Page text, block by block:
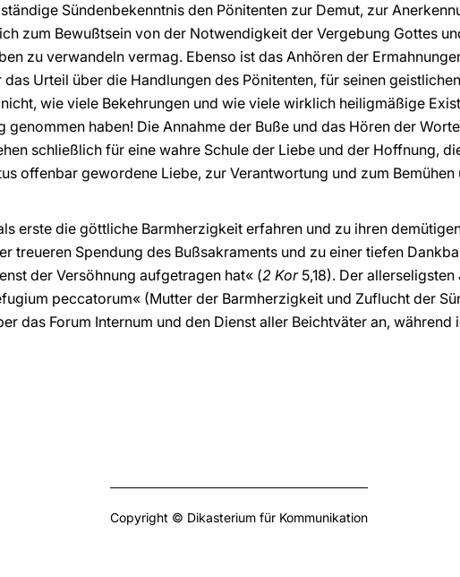
Sündenbekenntnis den Pönitenten zur Demut, zur
zum Bewußtsein von der Notwendigkeit der Vergebung Gottes
zu verwandeln vermag. Ebenso ist das Anhören der
Urteil über die Handlungen des Pönitenten, für seinen
wie viele Bekehrungen und wie viele wirklich heiligmäßige
genommen haben! Die Annahme der Buße und das Hören der
schließlich für eine wahre Schule der Liebe und der Hoffnung,
offenbar gewordene Liebe, zur Verantwortung und zum
erste die göttliche Barmherzigkeit erfahren und zu ihren
treueren Spendung des Bußsakraments und zu einer tiefen
der Versöhnung aufgetragen hat« (2 Kor 5,18). Der
peccatorum« (Mutter der Barmherzigkeit und Zuflucht der
das Forum Internum und den Dienst aller Beichtväter an,
Copyright © Dikasterium für Kommunikation